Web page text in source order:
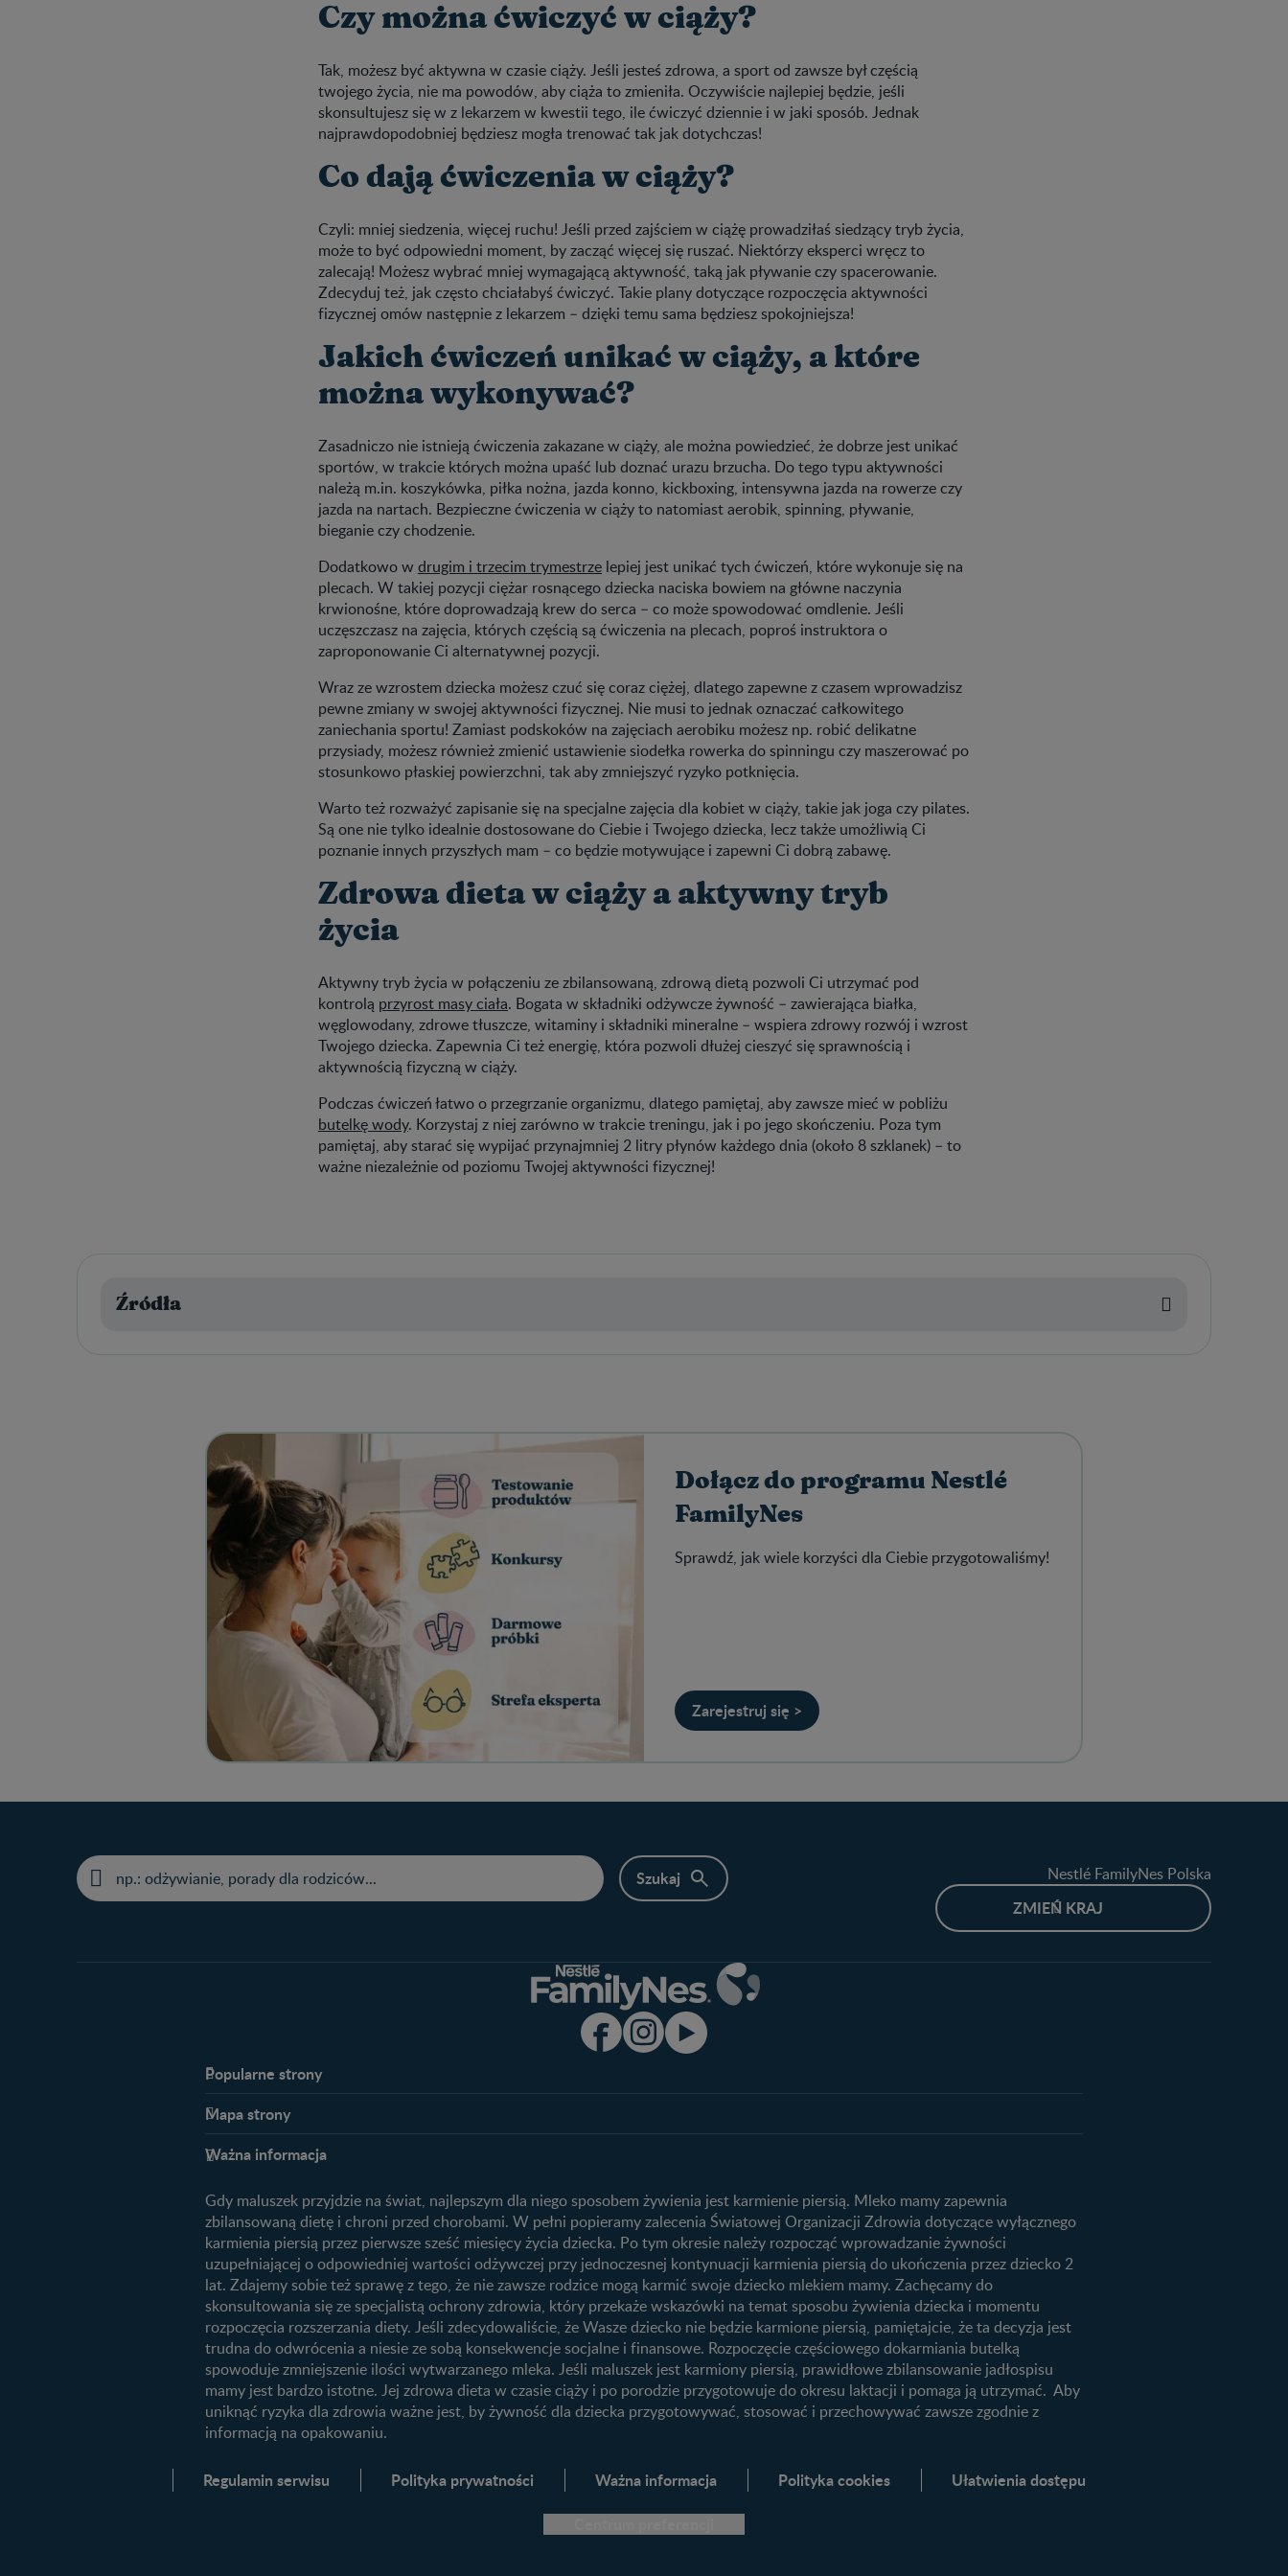
Czy można ćwiczyć w ciąży?
Tak, możesz być aktywna w czasie ciąży. Jeśli jesteś zdrowa, a sport od zawsze był częścią
twojego życia, nie ma powodów, aby ciąża to zmieniła. Oczywiście najlepiej będzie, jeśli
skonsultujesz się w z lekarzem w kwestii tego, ile ćwiczyć dziennie i w jaki sposób. Jednak
najprawdopodobniej będziesz mogła trenować tak jak dotychczas!
Co dają ćwiczenia w ciąży?
Czyli: mniej siedzenia, więcej ruchu! Jeśli przed zajściem w ciążę prowadziłaś siedzący tryb życia,
może to być odpowiedni moment, by zacząć więcej się ruszać. Niektórzy eksperci wręcz to
zalecają! Możesz wybrać mniej wymagającą aktywność, taką jak pływanie czy spacerowanie.
Zdecyduj też, jak często chciałabyś ćwiczyć. Takie plany dotyczące rozpoczęcia aktywności
fizycznej omów następnie z lekarzem – dzięki temu sama będziesz spokojniejsza!
Jakich ćwiczeń unikać w ciąży, a które
można wykonywać?
Zasadniczo nie istnieją ćwiczenia zakazane w ciąży, ale można powiedzieć, że dobrze jest unikać
sportów, w trakcie których można upaść lub doznać urazu brzucha. Do tego typu aktywności
należą m.in. koszykówka, piłka nożna, jazda konno, kickboxing, intensywna jazda na rowerze czy
jazda na nartach. Bezpieczne ćwiczenia w ciąży to natomiast aerobik, spinning, pływanie,
bieganie czy chodzenie.
Dodatkowo w drugim i trzecim trymestrzelepiej jest unikać tych ćwiczeń, które wykonuje się na
plecach. W takiej pozycji ciężar rosnącego dziecka naciska bowiem na główne naczynia
krwionośne, które doprowadzają krew do serca – co może spowodować omdlenie. Jeśli
uczęszczasz na zajęcia, których częścią są ćwiczenia na plecach, poproś instruktora o
zaproponowanie Ci alternatywnej pozycji.
Wraz ze wzrostem dziecka możesz czuć się coraz ciężej, dlatego zapewne z czasem wprowadzisz
pewne zmiany w swojej aktywności fizycznej. Nie musi to jednak oznaczać całkowitego
zaniechania sportu! Zamiast podskoków na zajęciach aerobiku możesz np. robić delikatne
przysiady, możesz również zmienić ustawienie siodełka rowerka do spinningu czy maszerować po
stosunkowo płaskiej powierzchni, tak aby zmniejszyć ryzyko potknięcia.
Warto też rozważyć zapisanie się na specjalne zajęcia dla kobiet w ciąży, takie jak joga czy pilates.
Są one nie tylko idealnie dostosowane do Ciebie i Twojego dziecka, lecz także umożliwią Ci
poznanie innych przyszłych mam – co będzie motywujące i zapewni Ci dobrą zabawę.
Zdrowa dieta w ciąży a aktywny tryb
życia
Aktywny tryb życia w połączeniu ze zbilansowaną, zdrową dietą pozwoli Ci utrzymać pod
kontrolą przyrost masy ciała. Bogata w składniki odżywcze żywność – zawierająca białka,
węglowodany, zdrowe tłuszcze, witaminy i składniki mineralne – wspiera zdrowy rozwój i wzrost
Twojego dziecka. Zapewnia Ci też energię, która pozwoli dłużej cieszyć się sprawnością i
aktywnością fizyczną w ciąży.
Podczas ćwiczeń łatwo o przegrzanie organizmu, dlatego pamiętaj, aby zawsze mieć w pobliżu
butelkę wody. Korzystaj z niej zarówno w trakcie treningu, jak i po jego skończeniu. Poza tym
pamiętaj, aby starać się wypijać przynajmniej 2 litry płynów każdego dnia (około 8 szklanek) – to
ważne niezależnie od poziomu Twojej aktywności fizycznej!
Źródła
Dołącz do programu Nestlé
FamilyNes
Sprawdź, jak wiele korzyści dla Ciebie przygotowaliśmy!
Zarejestruj się >
Nestlé FamilyNes Polska
ZMIEŃ KRAJ
Popularne strony​
Kontakt
FAQ
Mapa strony​
Plamienie implantacyjne – objawy i
Jak zaplanować płeć dziecka?
Jak rozpoznać dni płodne?
Badania przed ciążą
Planowanie urlopu macierzyńskiego
1. trymestr ciąży
2. trymestr ciąży
3. trymestr ciąży
Skoki rozwojowe
Ząbkowanie u niemowląt
Żywienie dziecka
10 sposobów jak poprawić laktację
Jakie mleko następne wybrać dla
dziecka?
Jak rozszerzać dietę niemowlaka?
Przydatne materiały dla rodziców
Poradniki dla rodziców
Karty do zdjęć dla Maluszka
Materiały do pobrania
Porady dla rodziców – praktyczne
Ważna informacja
Gdy maluszek przyjdzie na świat, najlepszym dla niego sposobem żywienia jest karmienie piersią. Mleko mamy zapewnia
zbilansowaną dietę i chroni przed chorobami. W pełni popieramy zalecenia Światowej Organizacji Zdrowia dotyczące wyłącznego
karmienia piersią przez pierwsze sześć miesięcy życia dziecka. Po tym okresie należy rozpocząć wprowadzanie żywności
uzupełniającej o odpowiedniej wartości odżywczej przy jednoczesnej kontynuacji karmienia piersią do ukończenia przez dziecko 2
lat. Zdajemy sobie też sprawę z tego, że nie zawsze rodzice mogą karmić swoje dziecko mlekiem mamy. Zachęcamy do
skonsultowania się ze specjalistą ochrony zdrowia, który przekaże wskazówki na temat sposobu żywienia dziecka i momentu
rozpoczęcia rozszerzania diety. Jeśli zdecydowaliście, że Wasze dziecko nie będzie karmione piersią, pamiętajcie, że ta decyzja jest
trudna do odwrócenia a niesie ze sobą konsekwencje socjalne i finansowe. Rozpoczęcie częściowego dokarmiania butelką
spowoduje zmniejszenie ilości wytwarzanego mleka. Jeśli maluszek jest karmiony piersią, prawidłowe zbilansowanie jadłospisu
mamy jest bardzo istotne. Jej zdrowa dieta w czasie ciąży i po porodzie przygotowuje do okresu laktacji i pomaga ją utrzymać. Aby
uniknąć ryzyka dla zdrowia ważne jest, by żywność dla dziecka przygotowywać, stosować i przechowywać zawsze zgodnie z
informacją na opakowaniu.
Regulamin serwisu Polityka prywatności Ważna informacja Polityka cookies
Ułatwienia dostępu